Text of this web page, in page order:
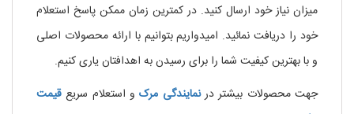
میزان نیاز خود ارسال کنید. در کمترین زمان ممکن پاسخ استعلام
خود را دریافت نمائید. امیدواریم بتوانیم با ارائه محصولات اصلی
و با بهترین کیفیت شما را برای رسیدن به اهدافتان یاری کنیم.
جهت محصولات بیشتر درنمایندگی مرکو استعلام سریع قیمت